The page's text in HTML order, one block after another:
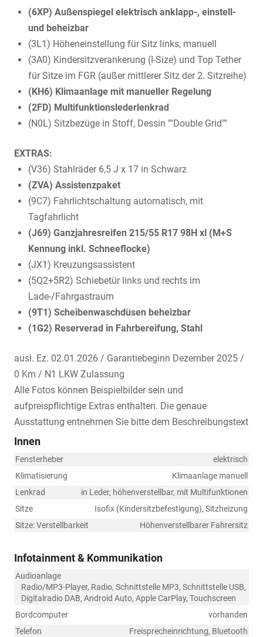
(6XP) Außenspiegel elektrisch anklapp-, einstell-
und beheizbar
(3L1) Höheneinstellung für Sitz links, manuell
(3A0) Kindersitzverankerung (I-Size) und Top Tether
für Sitze im FGR (außer mittlerer Sitz der 2. Sitzreihe)
(KH6) Klimaanlage mit manueller Regelung
(2FD) Multifunktionslederlenkrad
(N0L) Sitzbezüge in Stoff, Dessin ""Double Grid""
EXTRAS:
(V36) Stahlräder 6,5 J x 17 in Schwarz
(ZVA) Assistenzpaket
(9C7) Fahrlichtschaltung automatisch, mit
Tagfahrlicht
(J69) Ganzjahresreifen 215/55 R17 98H xl (M+S
Kennung inkl. Schneeflocke)
(JX1) Kreuzungsassistent
(5Q2+5R2) Schiebetür links und rechts im
Lade-/Fahrgastraum
(9T1) Scheibenwaschdüsen beheizbar
(1G2) Reserverad in Fahrbereifung, Stahl
ausl. Ez. 02.01.2026 / Garantiebeginn Dezember 2025 /
0 Km / N1 LKW Zulassung
Alle Fotos können Beispielbilder sein und
aufpreispflichtige Extras enthalten. Die genaue
Ausstattung entnehmen Sie bitte dem Beschreibungstext
Innen
Fensterheber
elektrisch
Klimatisierung
Klimaanlage manuell
Lenkrad
in Leder, höhenverstellbar, mit Multifunktionen
Sitze
Isofix (Kindersitzbefestigung), Sitzheizung
Sitze: Verstellbarkeit
Höhenverstellbarer Fahrersitz
Infotainment & Kommunikation
Audioanlage
Radio/MP3-Player, Radio, Schnittstelle MP3, Schnittstelle USB,
Digitalradio DAB, Android Auto, Apple CarPlay, Touchscreen
Bordcomputer
vorhanden
Telefon
Freisprecheinrichtung, Bluetooth